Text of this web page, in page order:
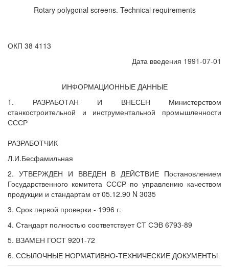
Rotary polygonal screens. Technical requirements
ОКП 38 4113
Дата введения 1991-07-01
ИНФОРМАЦИОННЫЕ ДАННЫЕ
1. РАЗРАБОТАН И ВНЕСЕН Министерством
станкостроительной и инструментальной промышленности
СССР
РАЗРАБОТЧИК
Л.И.Бесфамильная
2. УТВЕРЖДЕН И ВВЕДЕН В ДЕЙСТВИЕ Постановлением
Государственного комитета СССР по управлению качеством
продукции и стандартам от 05.12.90 N 3035
3. Срок первой проверки - 1996 г.
4. Стандарт полностью соответствует СТ СЭВ 6793-89
5. ВЗАМЕН ГОСТ 9201-72
6. ССЫЛОЧНЫЕ НОРМАТИВНО-ТЕХНИЧЕСКИЕ ДОКУМЕНТЫ